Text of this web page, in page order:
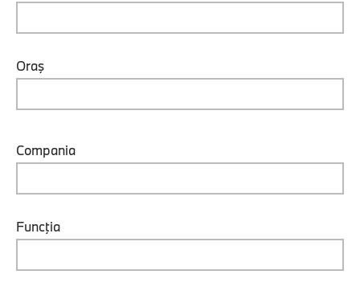
Oraş
Compania
Funcţia